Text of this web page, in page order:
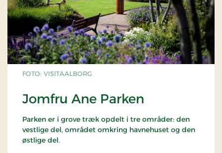
FOTO: VISITAALBORG
Jomfru Ane Parken
Parken er i grove træk opdelt i tre områder: den
vestlige del, området omkring havnehuset og den
østlige del.